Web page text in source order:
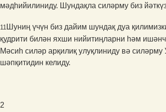
мәдһийилиниду. Шундақла силәрму биз
11 Шуниң үчүн биз дайим шундақ дуа
қудрити билән яхши нийитиңларни һәм
Мәсиһ силәр арқилиқ улуқлиниду вә
шәпқитидин келиду.
2